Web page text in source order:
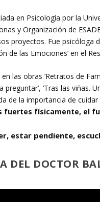
en Psicología por la
y Organización de
proyectos. Fue psicóloga
de las Emociones’ en el
las obras ‘Retratos de
‘Tras las viñas.
de la importancia de
fuertes físicamente, el
estar pendiente,
DEL DOCTOR